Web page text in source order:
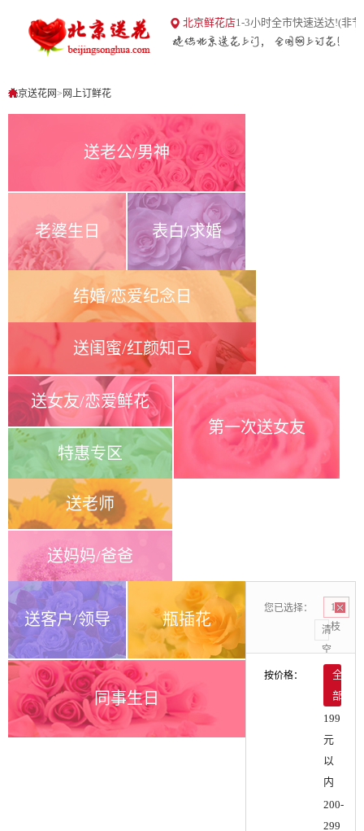
北京送花网
北京鲜花店1-3小时全市快速送达!(非
北京送花网> 网上订鲜花
送老公/男神
老婆生日 表白/求婚
结婚/恋爱纪念日
送闺蜜/红颜知己
送女友/恋爱鲜花
特惠专区
第一次送女友
送老师
送妈妈/爸爸
送客户/领导 瓶插花
同事生日
您已选择：
15
枝
清
空
按价格：
全
部
199
元
以
内
200-
299